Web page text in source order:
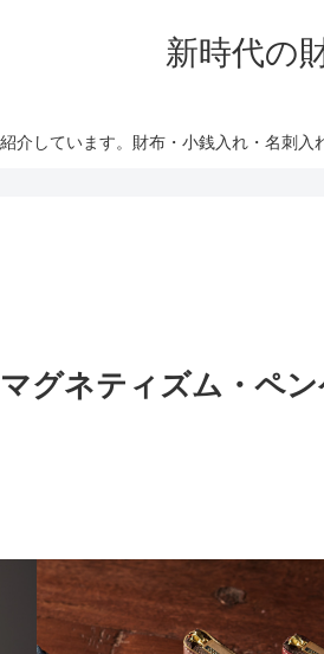
新時代の
介しています。財布・小銭入れ・名刺
グネティズム・ペン